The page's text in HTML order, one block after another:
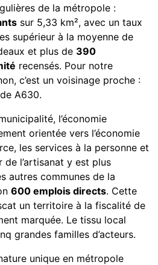
de la métropole :
sur 5,33 km², avec un taux
supérieur à la moyenne de
et plus de 390
recensés. Pour notre
c’est un voisinage proche :
A630.
l’économie
orientée vers l’économie
les services à la personne et
de l’artisanat y est plus
autres communes de la
600 emplois directs. Cette
un territoire à la fiscalité de
marquée. Le tissu local
grandes familles d’acteurs.
unique en métropole